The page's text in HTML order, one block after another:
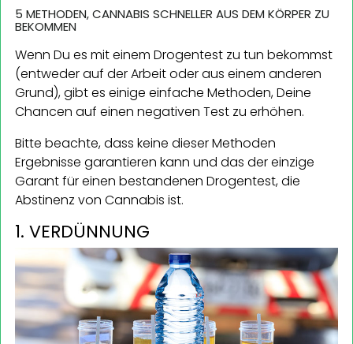
5 METHODEN, CANNABIS SCHNELLER AUS DEM KÖRPER ZU
BEKOMMEN
Wenn Du es mit einem Drogentest zu tun bekommst
(entweder auf der Arbeit oder aus einem anderen
Grund), gibt es einige einfache Methoden, Deine
Chancen auf einen negativen Test zu erhöhen.
Bitte beachte, dass keine dieser Methoden
Ergebnisse garantieren kann und das der einzige
Garant für einen bestandenen Drogentest, die
Abstinenz von Cannabis ist.
1. VERDÜNNUNG